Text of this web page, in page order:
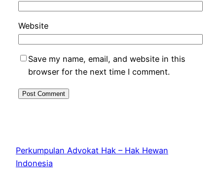
Website
Save my name, email, and website in this
browser for the next time I comment.
Perkumpulan Advokat Hak – Hak Hewan
Indonesia